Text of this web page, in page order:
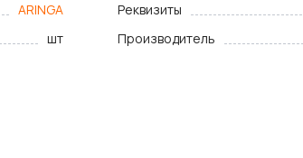
ARINGA Реквизиты
шт Производитель